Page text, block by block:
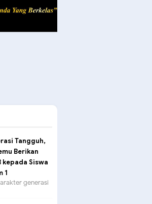
Tangguh,
Berikan
kepada Siswa
1
generasi